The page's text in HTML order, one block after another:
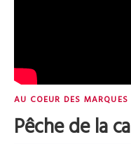
AU COEUR DES MARQUES
Pêche de la